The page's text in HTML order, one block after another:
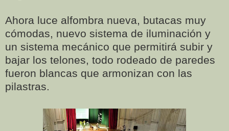
Ahora luce alfombra nueva, butacas muy
cómodas, nuevo sistema de iluminación y
un sistema mecánico que permitirá subir y
bajar los telones, todo rodeado de paredes
fueron blancas que armonizan con las
pilastras.